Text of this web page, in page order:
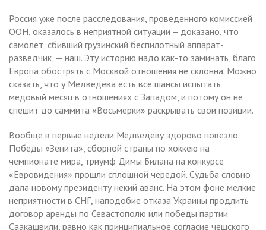
Россия уже после расследования, проведенного комиссией
ООН, оказалось в неприятной ситуации – доказано, что
самолет, сбивший грузинский беспилотный аппарат-
разведчик, — наш. Эту историю надо как-то заминать, благо
Европа обострять с Москвой отношения не склонна. Можно
сказать, что у Медведева есть все шансы испытать
медовый месяц в отношениях с Западом, и потому он не
спешит до саммита «Восьмерки» раскрывать свои позиции.
Вообще в первые недели Медведеву здорово повезло.
Победы «Зенита», сборной страны по хоккею на
чемпионате мира, триумф Димы Билана на конкурсе
«Евровидения» прошли сплошной чередой. Судьба словно
дала новому президенту некий аванс. На этом фоне мелкие
неприятности в СНГ, наподобие отказа Украины продлить
договор аренды по Севастополю или победы партии
Саакашвили, равно как принципиальное согласие чешского